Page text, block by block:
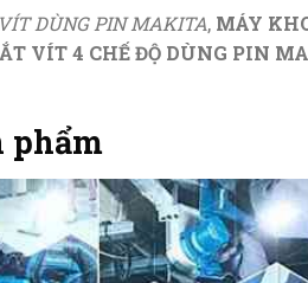
DÙNG PIN MAKITA, MÁY
VÍT 4 CHẾ ĐỘ DÙNG PIN
phẩm